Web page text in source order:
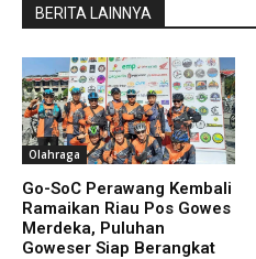
BERITA LAINNYA
Olahraga
Go-SoC Perawang Kembali
Ramaikan Riau Pos Gowes
Merdeka, Puluhan
Goweser Siap Berangkat